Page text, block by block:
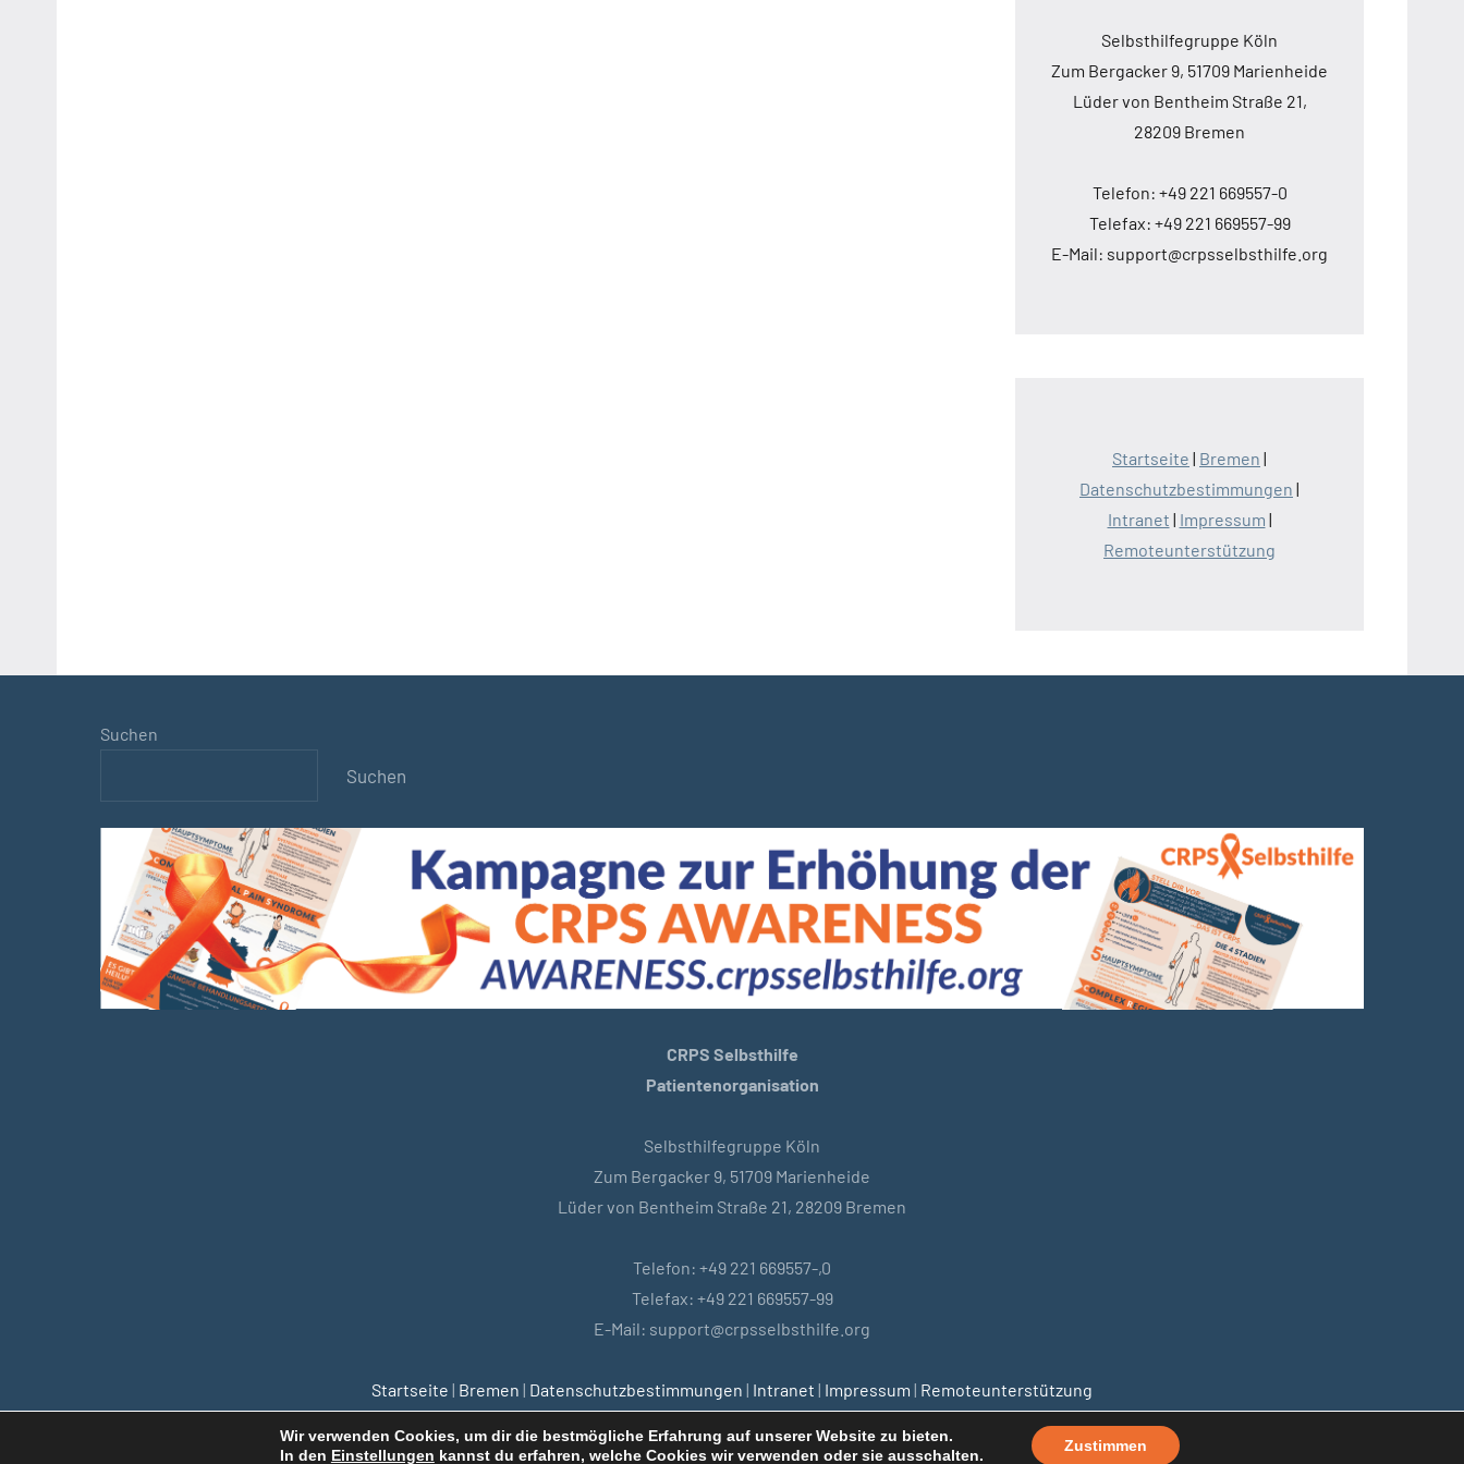
Selbsthilfegruppe Köln
Zum Bergacker 9, 51709 Marienheide
Lüder von Bentheim Straße 21,
28209 Bremen
Telefon: +49 221 669557-0
Telefax: +49 221 669557-99
E-Mail: support@crpsselbsthilfe.org
Startseite | Bremen |
Datenschutzbestimmungen |
Intranet | Impressum |
Remoteunterstützung
Suchen
Suchen
CRPS Selbsthilfe
Patientenorganisation
Selbsthilfegruppe Köln
Zum Bergacker 9, 51709 Marienheide
Lüder von Bentheim Straße 21, 28209 Bremen
Telefon: +49 221 669557-,0
Telefax: +49 221 669557-99
E-Mail: support@crpsselbsthilfe.org
Startseite | Bremen | Datenschutzbestimmungen | Intranet | Impressum | Remoteunterstützung
Wir verwenden Cookies, um dir die bestmögliche Erfahrung auf unserer Website zu bieten.
In den Einstellungen kannst du erfahren, welche Cookies wir verwenden oder sie ausschalten.
Zustimmen